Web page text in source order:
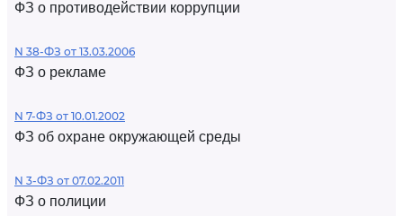
ФЗ о противодействии коррупции
N 38-ФЗ от 13.03.2006
ФЗ о рекламе
N 7-ФЗ от 10.01.2002
ФЗ об охране окружающей среды
N 3-ФЗ от 07.02.2011
ФЗ о полиции